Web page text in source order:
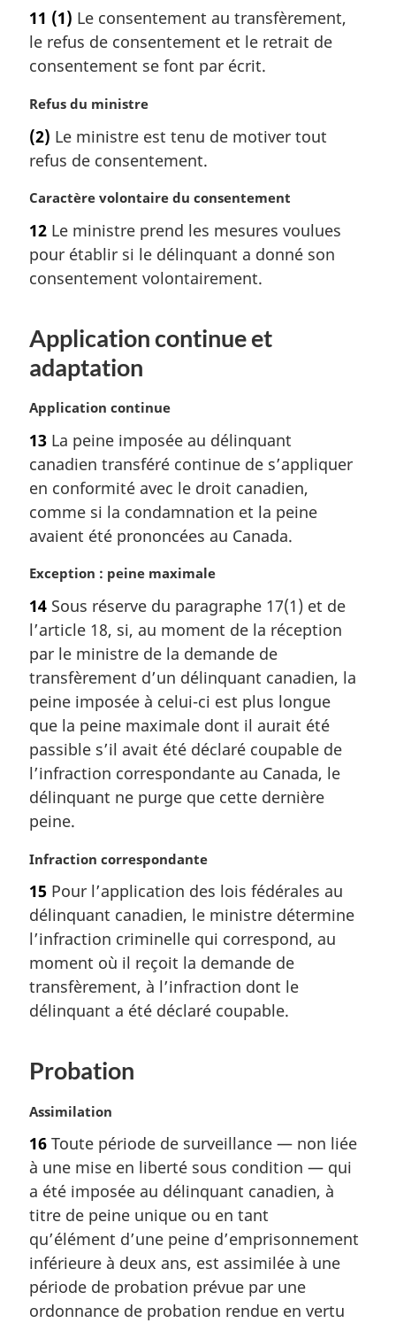
t
e
m
r
i
n
l
:
11 (1) Le consentement au transfèrement,
le refus de consentement et le retrait de
consentement se font par écrit.
N
t
e
a
g
i
n
e
Refus du ministre
(2) Le ministre est tenu de motiver tout
refus de consentement.
N
t
e
m
g
n
l
e
:
Caractère volontaire du consentement
12 Le ministre prend les mesures voulues
pour établir si le délinquant a donné son
consentement volontairement.
Application continue et
adaptation
N
t
e
m
a
g
n
a
l
e
:
Application continue
13 La peine imposée au délinquant
canadien transféré continue de s’appliquer
en conformité avec le droit canadien,
comme si la condamnation et la peine
avaient été prononcées au Canada.
N
t
e
m
a
g
i
n
a
e
:
Exception : peine maximale
14 Sous réserve du paragraphe 17(1) et de
l’article 18, si, au moment de la réception
par le ministre de la demande de
transfèrement d’un délinquant canadien, la
peine imposée à celui-ci est plus longue
que la peine maximale dont il aurait été
passible s’il avait été déclaré coupable de
l’infraction correspondante au Canada, le
délinquant ne purge que cette dernière
peine.
N
t
e
m
a
g
i
:
Infraction correspondante
15 Pour l’application des lois fédérales au
délinquant canadien, le ministre détermine
l’infraction criminelle qui correspond, au
moment où il reçoit la demande de
transfèrement, à l’infraction dont le
délinquant a été déclaré coupable.
Probation
N
t
e
m
a
g
i
n
a
Assimilation
16 Toute période de surveillance — non liée
à une mise en liberté sous condition — qui
a été imposée au délinquant canadien, à
titre de peine unique ou en tant
qu’élément d’une peine d’emprisonnement
inférieure à deux ans, est assimilée à une
période de probation prévue par une
ordonnance de probation rendue en vertu